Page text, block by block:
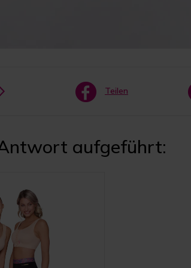
Teilen
aufgeführt: